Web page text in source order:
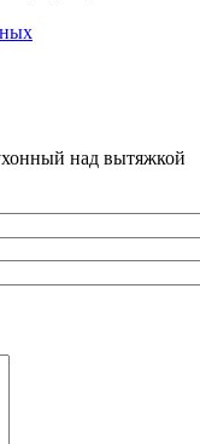
над вытяжкой